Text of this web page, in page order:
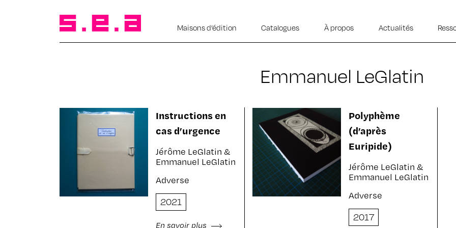
Maisons d’édition Catalogues À propos Actualités
Emmanuel LeGlatin
Instructions en
cas d’urgence
Jérôme LeGlatin &
Emmanuel LeGlatin
Adverse
2021
En savoir plus
Polyphème
(d’après
Euripide)
Jérôme LeGlatin &
Emmanuel LeGlatin
Adverse
2017